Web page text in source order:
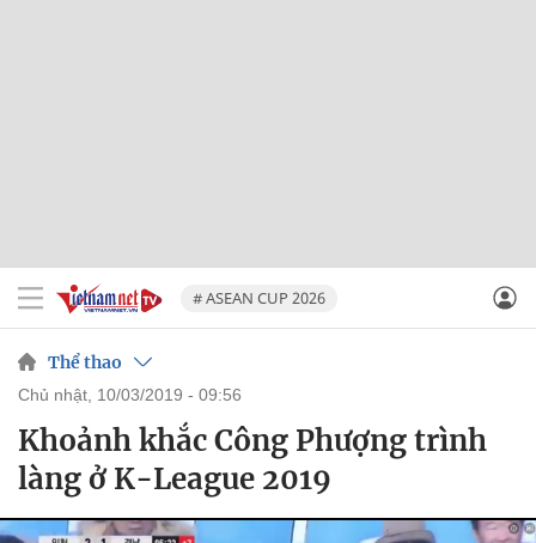
# ASEAN CUP 2026
Thể thao
chủ nhật, 10/03/2019 - 09:56
Khoảnh khắc Công Phượng trình
làng ở K-League 2019